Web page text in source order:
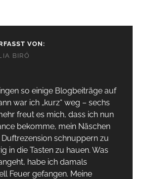
VON:
BIRÓ
so einige Blogbeiträge auf
war ich „kurz“ weg – sechs
freut es mich, dass ich nun
bekomme, mein Näschen
schnuppern zu
in die Tasten zu hauen. Was
habe ich damals
Feuer gefangen. Meine